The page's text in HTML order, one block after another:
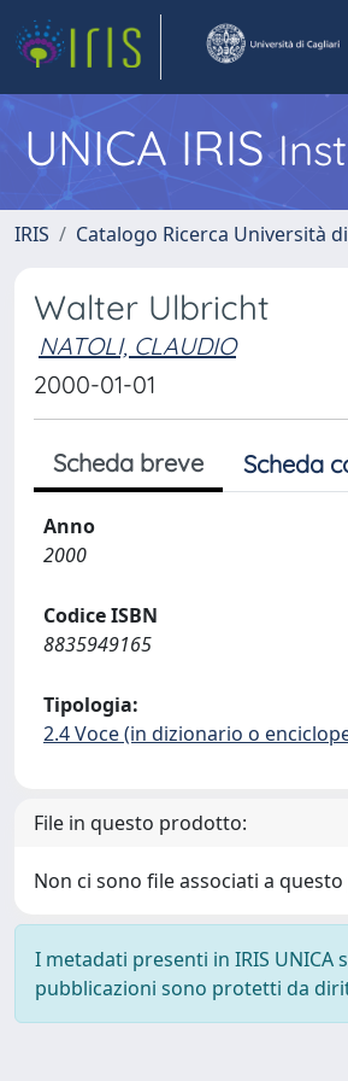
UNICA IRIS
IRIS Catalogo Ricerca Università
Walter Ulbricht
NATOLI, CLAUDIO
2000-01-01
Scheda breve Scheda
Anno
2000
Codice ISBN
8835949165
Tipologia:
2.4 Voce (in dizionario o
File in questo prodotto:
Non ci sono file associati a
I metadati presenti in IRIS UNICA
pubblicazioni sono protetti da